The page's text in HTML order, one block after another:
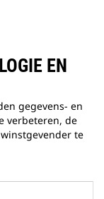
EN
gegevens- en
verbeteren, de
te